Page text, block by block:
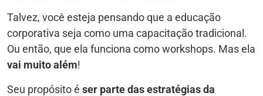
Talvez, você esteja pensando que a educação
corporativa seja como uma capacitação tradicional.
Ou então, que ela funciona como workshops. Mas ela
vai muito além!
Seu propósito é ser parte das estratégias da